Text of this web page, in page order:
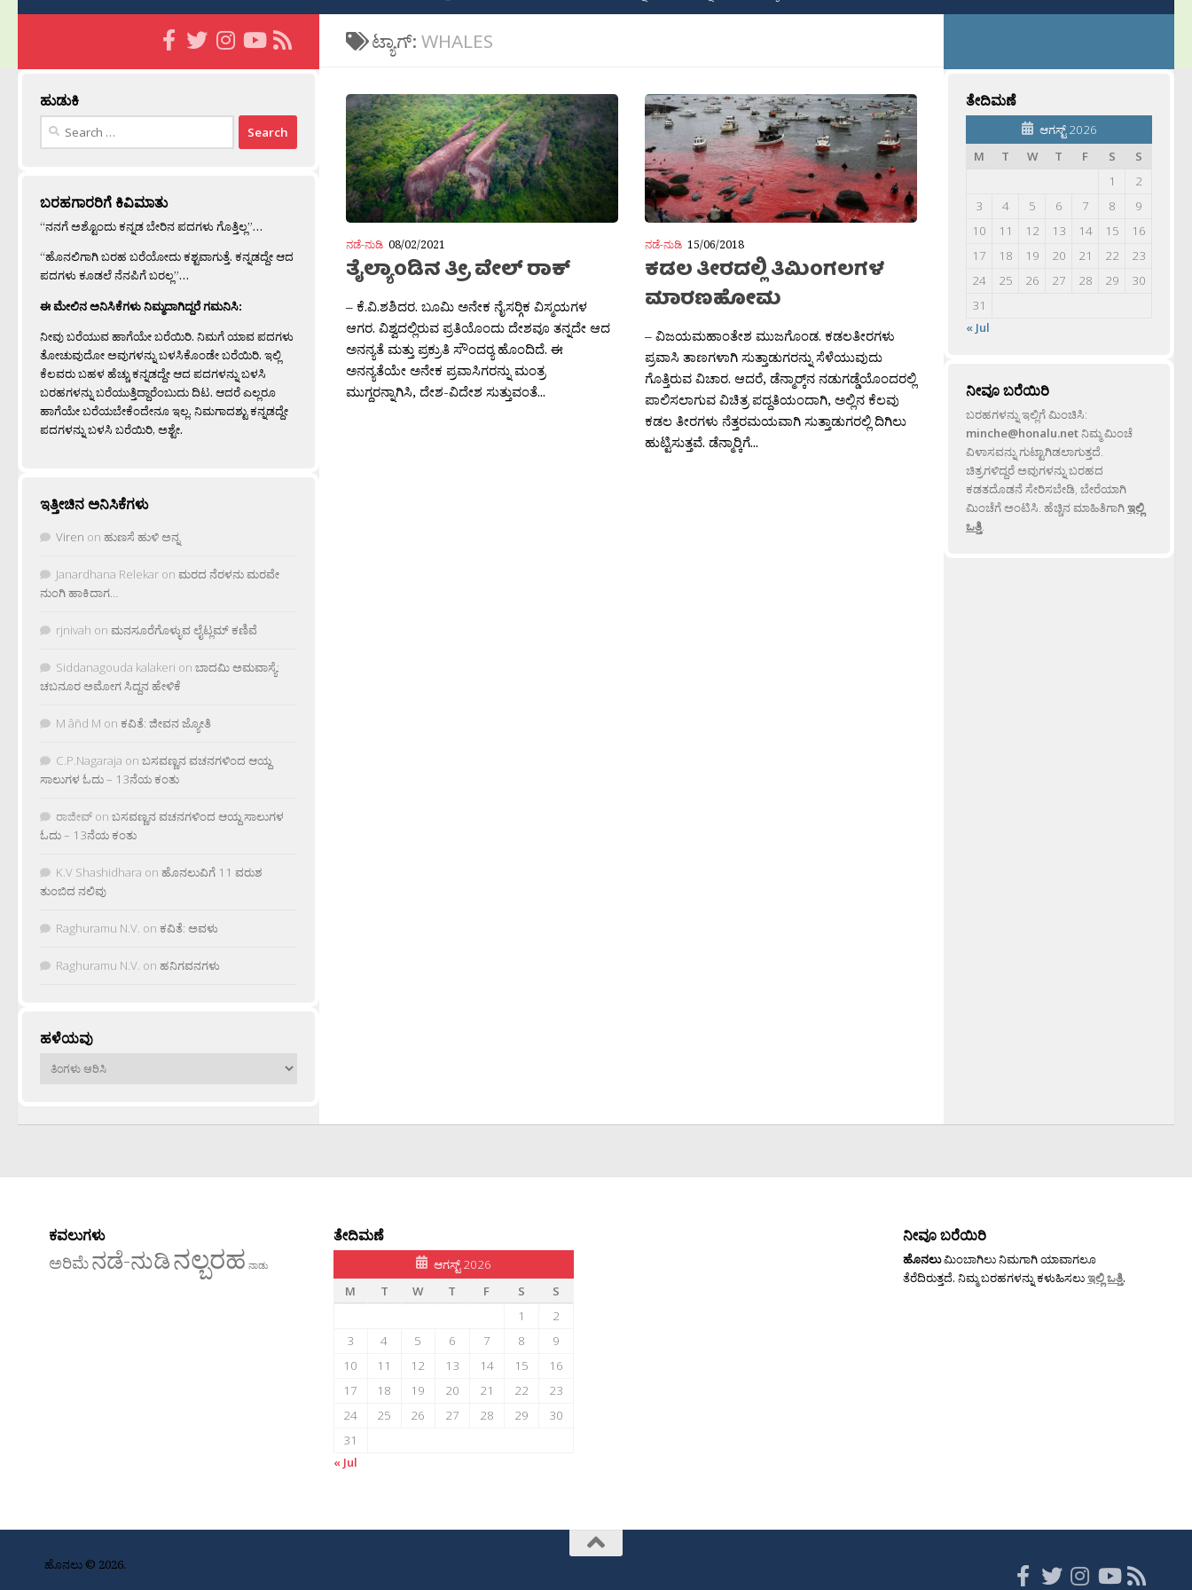
ಟ್ಯಾಗ್: WHALES
ನಡೆ-ನುಡಿ 08/02/2021
ತೈಲ್ಯಾಂಡಿನ ತ್ರೀ ವೇಲ್ ರಾಕ್
– ಕೆ.ವಿ.ಶಶಿದರ. ಬೂಮಿ ಅನೇಕ ನೈಸರ‍್ಗಿಕ ವಿಸ್ಮಯಗಳ
ಆಗರ. ವಿಶ್ವದಲ್ಲಿರುವ ಪ್ರತಿಯೊಂದು ದೇಶವೂ ತನ್ನದೇ ಆದ
ಅನನ್ಯತೆ ಮತ್ತು ಪ್ರಕ್ರುತಿ ಸೌಂದರ‍್ಯ ಹೊಂದಿದೆ. ಈ
ಅನನ್ಯತೆಯೇ ಅನೇಕ ಪ್ರವಾಸಿಗರನ್ನು ಮಂತ್ರ
ಮುಗ್ದರನ್ನಾಗಿಸಿ, ದೇಶ-ವಿದೇಶ ಸುತ್ತುವಂತೆ...
ನಡೆ-ನುಡಿ 15/06/2018
ಕಡಲ ತೀರದಲ್ಲಿ ತಿಮಿಂಗಲಗಳ
ಮಾರಣಹೋಮ
– ವಿಜಯಮಹಾಂತೇಶ ಮುಜಗೊಂಡ. ಕಡಲತೀರಗಳು
ಪ್ರವಾಸಿ ತಾಣಗಳಾಗಿ ಸುತ್ತಾಡುಗರನ್ನು ಸೆಳೆಯುವುದು
ಗೊತ್ತಿರುವ ವಿಚಾರ. ಆದರೆ, ಡೆನ್ಮಾರ‍್ಕ್‌ನ ನಡುಗಡ್ಡೆಯೊಂದರಲ್ಲಿ
ಪಾಲಿಸಲಾಗುವ ವಿಚಿತ್ರ ಪದ್ದತಿಯಂದಾಗಿ, ಅಲ್ಲಿನ ಕೆಲವು
ಕಡಲ ತೀರಗಳು ನೆತ್ತರಮಯವಾಗಿ ಸುತ್ತಾಡುಗರಲ್ಲಿ ದಿಗಿಲು
ಹುಟ್ಟಿಸುತ್ತವೆ. ಡೆನ್ಮಾರ‍್ಕಿಗೆ...
ಹುಡುಕಿ
Search
ಬರಹಗಾರರಿಗೆ ಕಿವಿಮಾತು
“ನನಗೆ ಅಶ್ಟೊಂದು ಕನ್ನಡ ಬೇರಿನ ಪದಗಳು ಗೊತ್ತಿಲ್ಲ”…
“ಹೊನಲಿಗಾಗಿ ಬರಹ ಬರೆಯೋದು ಕಶ್ಟವಾಗುತ್ತೆ. ಕನ್ನಡದ್ದೇ ಆದ
ಪದಗಳು ಕೂಡಲೆ ನೆನಪಿಗೆ ಬರಲ್ಲ”…
ಈ ಮೇಲಿನ ಅನಿಸಿಕೆಗಳು ನಿಮ್ಮದಾಗಿದ್ದರೆ ಗಮನಿಸಿ:
ನೀವು ಬರೆಯುವ ಹಾಗೆಯೇ ಬರೆಯಿರಿ. ನಿಮಗೆ ಯಾವ ಪದಗಳು
ತೋಚುವುದೋ ಅವುಗಳನ್ನು ಬಳಸಿಕೊಂಡೇ ಬರೆಯಿರಿ. ಇಲ್ಲಿ
ಕೆಲವರು ಬಹಳ ಹೆಚ್ಚು ಕನ್ನಡದ್ದೇ ಆದ ಪದಗಳನ್ನು ಬಳಸಿ
ಬರಹಗಳನ್ನು ಬರೆಯುತ್ತಿದ್ದಾರೆಂಬುದು ದಿಟ. ಆದರೆ ಎಲ್ಲರೂ
ಹಾಗೆಯೇ ಬರೆಯಬೇಕೆಂದೇನೂ ಇಲ್ಲ. ನಿಮಗಾದಶ್ಟು ಕನ್ನಡದ್ದೇ
ಪದಗಳನ್ನು ಬಳಸಿ ಬರೆಯಿರಿ, ಅಶ್ಟೇ.
ಇತ್ತೀಚಿನ ಅನಿಸಿಕೆಗಳು
Viren on ಹುಣಸೆ ಹುಳಿ ಅನ್ನ
Janardhana Relekar on ಮರದ ನೆರಳನು ಮರವೇ
ನುಂಗಿ ಹಾಕಿದಾಗ…
rjnivah on ಮನಸೂರೆಗೊಳ್ಳುವ ಲೈಟ್ಲಮ್ ಕಣಿವೆ
Siddanagouda kalakeri on ಬಾದಮಿ ಅಮವಾಸ್ಯೆ:
ಚಬನೂರ ಅಮೋಗ ಸಿದ್ದನ ಹೇಳಿಕೆ
M âñd M on ಕವಿತೆ: ಜೀವನ ಜ್ಯೋತಿ
C.P.Nagaraja on ಬಸವಣ್ಣನ ವಚನಗಳಿಂದ ಆಯ್ದ
ಸಾಲುಗಳ ಓದು – 13ನೆಯ ಕಂತು
ರಾಜೀವ್ on ಬಸವಣ್ಣನ ವಚನಗಳಿಂದ ಆಯ್ದ ಸಾಲುಗಳ
ಓದು – 13ನೆಯ ಕಂತು
K.V Shashidhara on ಹೊನಲುವಿಗೆ 11 ವರುಶ
ತುಂಬಿದ ನಲಿವು
Raghuramu N.V. on ಕವಿತೆ: ಅವಳು
Raghuramu N.V. on ಹನಿಗವನಗಳು
ಹಳೆಯವು
ಹಳೆಯವು
ತೇದಿಮಣೆ
ಆಗಸ್ಟ್ 2026
M
T W T F S
S
1
2
3
4 5 6 7 8
9
10
11 12 13 14 15
16
17
18 19 20 21 22
23
24
25 26 27 28 29
30
31
« Jul
ನೀವೂ ಬರೆಯಿರಿ
ಬರಹಗಳನ್ನು ಇಲ್ಲಿಗೆ ಮಿಂಚಿಸಿ:
minche@honalu.netನಿಮ್ಮ ಮಿಂಚೆ
ವಿಳಾಸವನ್ನು ಗುಟ್ಟಾಗಿಡಲಾಗುತ್ತದೆ.
ಚಿತ್ರಗಳಿದ್ದರೆ ಅವುಗಳನ್ನು ಬರಹದ
ಕಡತದೊಡನೆ ಸೇರಿಸಬೇಡಿ, ಬೇರೆಯಾಗಿ
ಮಿಂಚೆಗೆ ಅಂಟಿಸಿ. ಹೆಚ್ಚಿನ ಮಾಹಿತಿಗಾಗಿಇಲ್ಲಿ
ಒತ್ತಿ.
ಕವಲುಗಳು
ಅರಿಮೆನಡೆ-ನುಡಿನಲ್ಬರಹ ನಾಡು
ತೇದಿಮಣೆ
ಆಗಸ್ಟ್ 2026
M
T W T F S
S
1
2
3
4 5 6 7 8
9
10
11 12 13 14 15
16
17
18 19 20 21 22
23
24
25 26 27 28 29
30
31
« Jul
ನೀವೂ ಬರೆಯಿರಿ
ಹೊನಲುಮಿಂಬಾಗಿಲು ನಿಮಗಾಗಿ ಯಾವಾಗಲೂ
ತೆರೆದಿರುತ್ತದೆ. ನಿಮ್ಮ ಬರಹಗಳನ್ನು ಕಳುಹಿಸಲುಇಲ್ಲಿ ಒತ್ತಿ.
ಹೊನಲು © 2026.